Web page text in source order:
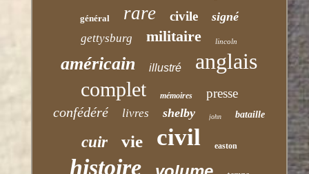
général rare civile signé
gettysburg militaire lincoln
américain illustré anglais
complet mémoires presse
confédéré livres shelby john bataille
cuir vie civil easton
histoire